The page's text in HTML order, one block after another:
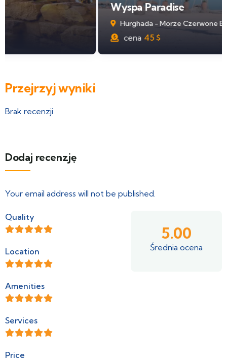
Wyspa Paradise
Hurghada - Morze Czerwone Egipt
Przejrzyj wyniki
Brak recenzji
Dodaj recenzję
Your email address will not be published.
Quality
Location
Amenities
Services
Price
5.00
Średnia ocena